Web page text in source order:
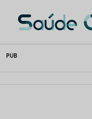
to
content
Saúde Oral
PUB